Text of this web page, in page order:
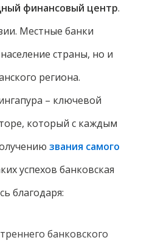
финансовый центр.
Местные банки
страны, но и
региона.
– ключевой
который с каждым
звания самого
успехов банковская
благодаря:
банковского